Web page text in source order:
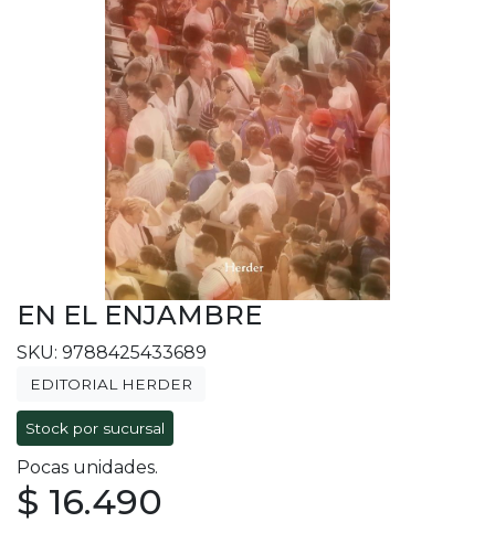
EN EL ENJAMBRE
SKU: 9788425433689
EDITORIAL HERDER
Stock por sucursal
Pocas unidades.
$ 16.490